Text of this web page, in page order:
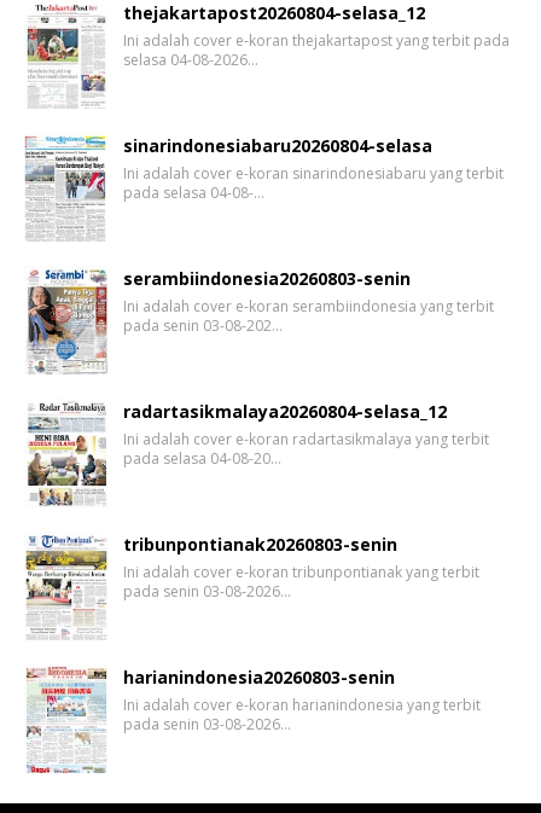
thejakartapost20260804-selasa_12
Ini adalah cover e-koran thejakartapost yang terbit pada
selasa 04-08-2026…
sinarindonesiabaru20260804-selasa
Ini adalah cover e-koran sinarindonesiabaru yang terbit
pada selasa 04-08-…
serambiindonesia20260803-senin
Ini adalah cover e-koran serambiindonesia yang terbit
pada senin 03-08-202…
radartasikmalaya20260804-selasa_12
Ini adalah cover e-koran radartasikmalaya yang terbit
pada selasa 04-08-20…
tribunpontianak20260803-senin
Ini adalah cover e-koran tribunpontianak yang terbit
pada senin 03-08-2026…
harianindonesia20260803-senin
Ini adalah cover e-koran harianindonesia yang terbit
pada senin 03-08-2026…